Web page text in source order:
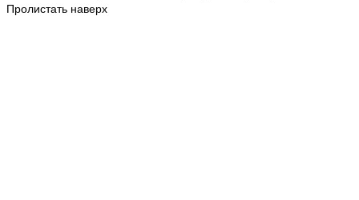
Пролистать наверх